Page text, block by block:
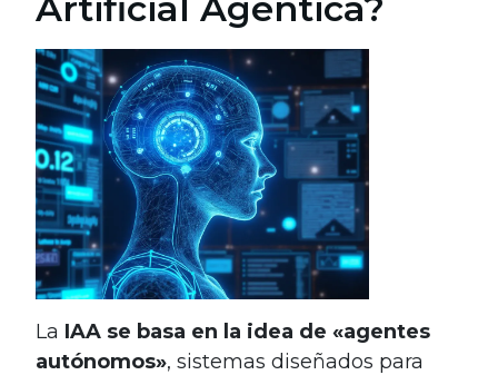
La IAA se basa en la idea de «agentes
autónomos», sistemas diseñados para